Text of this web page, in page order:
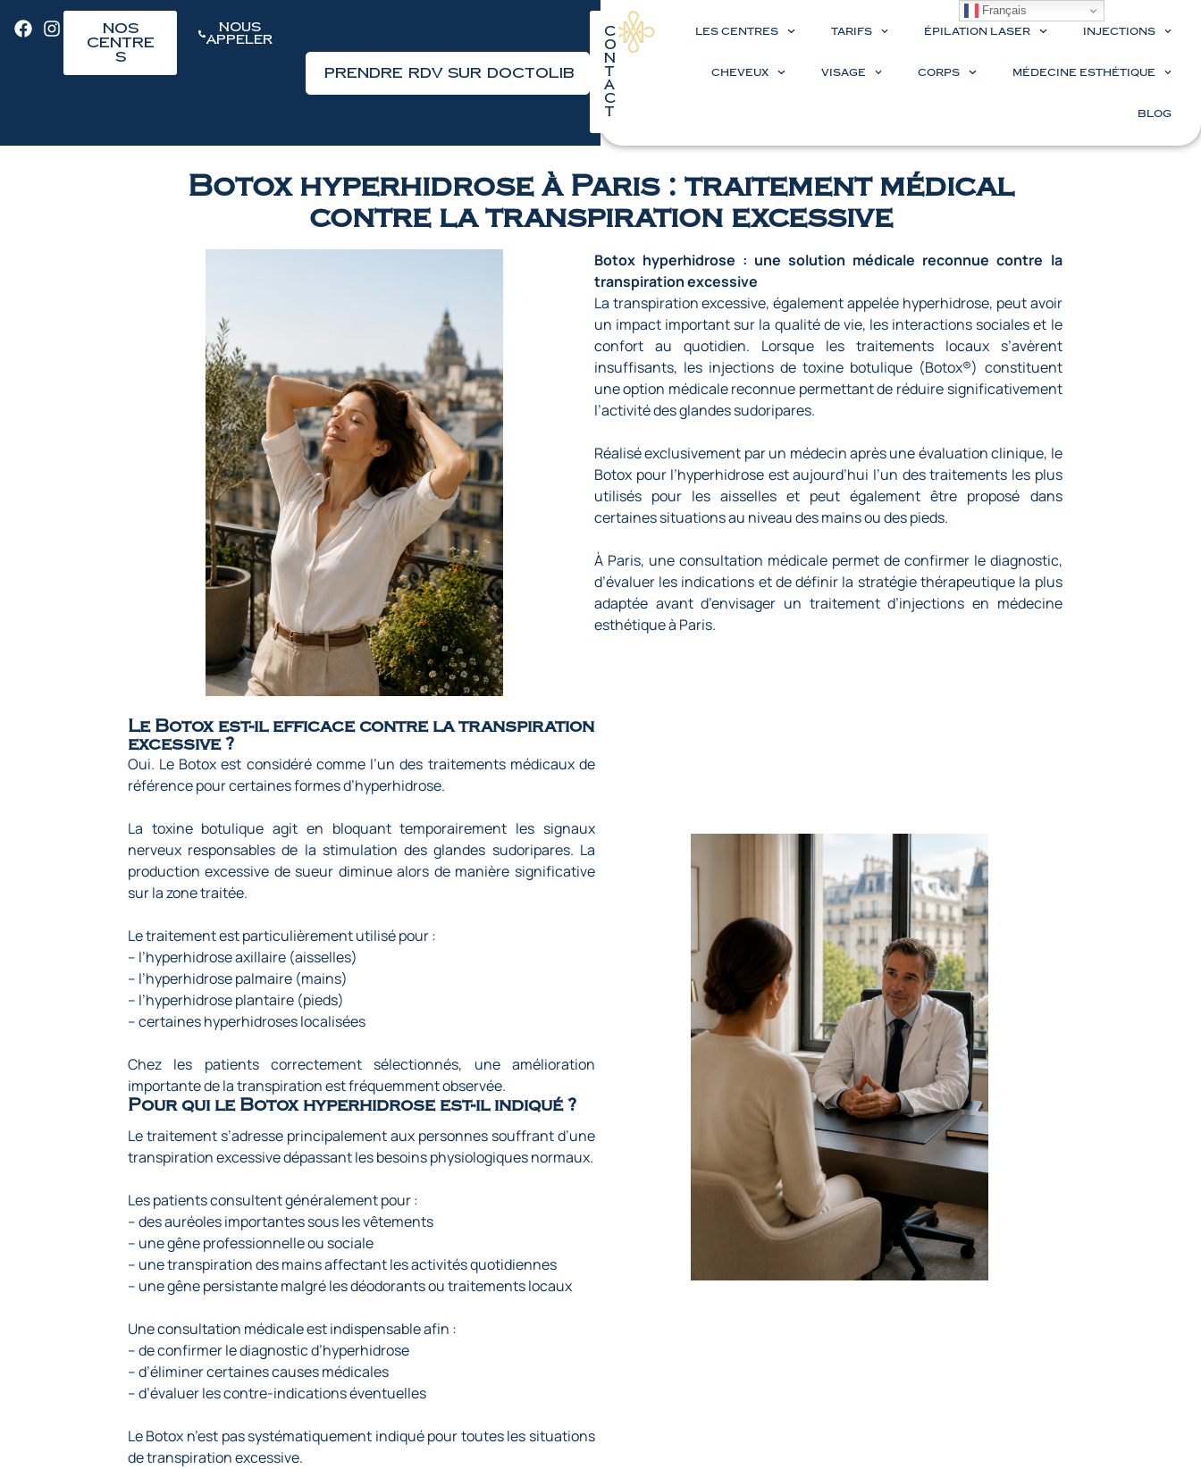
Nos
Centre
s
Nous
Appeler
Prendre RDV sur Doctolib
C
o
n
t
a
c
t
LES CENTRES TARIFS ÉPILATION LASER INJECTIONS
CHEVEUX VISAGE CORPS MÉDECINE ESTHÉTIQUE
BLOG
Botox hyperhidrose à Paris : traitement médical
contre la transpiration excessive
Botox hyperhidrose : une solution médicale reconnue contre la
transpiration excessive
La transpiration excessive, également appelée hyperhidrose, peut avoir
un impact important sur la qualité de vie, les interactions sociales et le
confort au quotidien. Lorsque les traitements locaux s’avèrent
insuffisants, les injections de toxine botulique (Botox®) constituent
une option médicale reconnue permettant de réduire significativement
l’activité des glandes sudoripares.
Réalisé exclusivement par un médecin après une évaluation clinique, le
Botox pour l’hyperhidrose est aujourd’hui l’un des traitements les plus
utilisés pour les aisselles et peut également être proposé dans
certaines situations au niveau des mains ou des pieds.
À Paris, une consultation médicale permet de confirmer le diagnostic,
d’évaluer les indications et de définir la stratégie thérapeutique la plus
adaptée avant d’envisager un traitement d’injections en médecine
esthétique à Paris.
Le Botox est-il efficace contre la transpiration
excessive ?
Oui. Le Botox est considéré comme l’un des traitements médicaux de
référence pour certaines formes d’hyperhidrose.
La toxine botulique agit en bloquant temporairement les signaux
nerveux responsables de la stimulation des glandes sudoripares. La
production excessive de sueur diminue alors de manière significative
sur la zone traitée.
Le traitement est particulièrement utilisé pour :
– l’hyperhidrose axillaire (aisselles)
– l’hyperhidrose palmaire (mains)
– l’hyperhidrose plantaire (pieds)
– certaines hyperhidroses localisées
Chez les patients correctement sélectionnés, une amélioration
importante de la transpiration est fréquemment observée.
Pour qui le Botox hyperhidrose est-il indiqué ?
Le traitement s’adresse principalement aux personnes souffrant d’une
transpiration excessive dépassant les besoins physiologiques normaux.
Les patients consultent généralement pour :
– des auréoles importantes sous les vêtements
– une gêne professionnelle ou sociale
– une transpiration des mains affectant les activités quotidiennes
– une gêne persistante malgré les déodorants ou traitements locaux
Une consultation médicale est indispensable afin :
– de confirmer le diagnostic d’hyperhidrose
– d’éliminer certaines causes médicales
– d’évaluer les contre-indications éventuelles
Le Botox n’est pas systématiquement indiqué pour toutes les situations
de transpiration excessive.
Français